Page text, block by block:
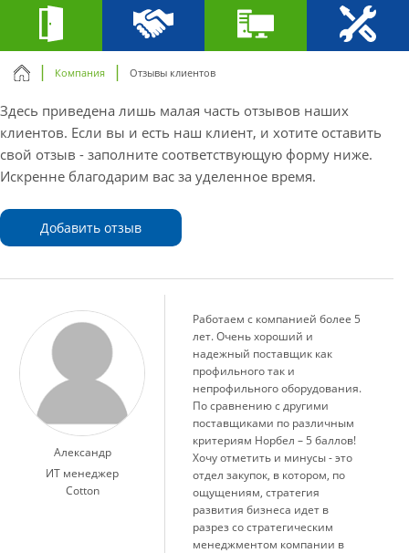
Компания Отзывы клиентов
Здесь приведена лишь малая часть отзывов наших
клиентов. Если вы и есть наш клиент, и хотите оставить
свой отзыв - заполните соответствующую форму ниже.
Искренне благодарим вас за уделенное время.
Добавить отзыв
Александр
ИТ менеджер
Cotton
Работаем с компанией более 5
лет. Очень хороший и
надежный поставщик как
профильного так и
непрофильного оборудования.
По сравнению с другими
поставщиками по различным
критериям Норбел – 5 баллов!
Хочу отметить и минусы - это
отдел закупок, в котором, по
ощущениям, стратегия
развития бизнеса идет в
разрез со стратегическим
менеджментом компании в